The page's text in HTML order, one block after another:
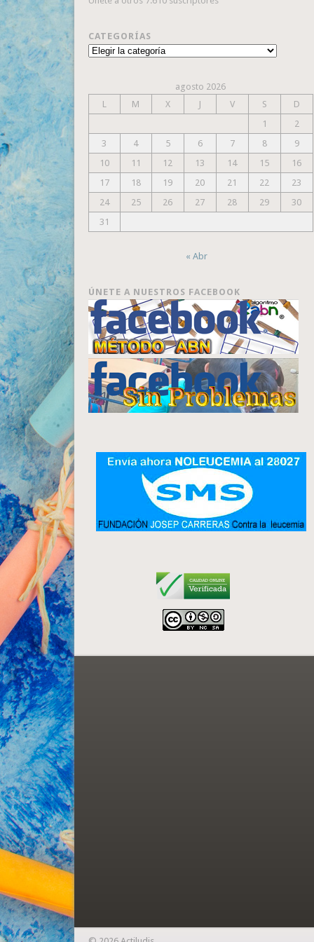
CATEGORÍAS
Categorías
agosto 2026
L
M X J V S
D
1
2
3
4 5 6 7 8
9
10
11 12 13 14 15
16
17
18 19 20 21 22
23
24
25 26 27 28 29
30
31
« Abr
ÚNETE A NUESTROS FACEBOOK